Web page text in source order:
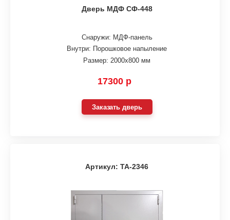
Дверь МДФ СФ-448
Снаружи: МДФ-панель
Внутри: Порошковое напыление
Размер: 2000х800 мм
17300 р
Заказать дверь
Артикул: ТА-2346